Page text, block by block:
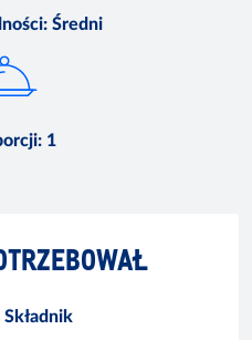
: Średni
: 1
Składnik